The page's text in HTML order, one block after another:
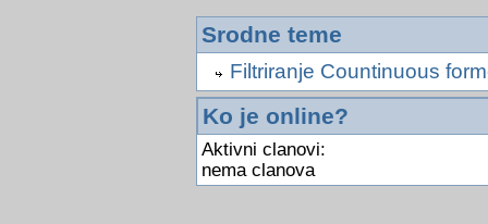
Srodne teme
Filtriranje Countinuous
Ko je online?
Aktivni clanovi:
nema clanova